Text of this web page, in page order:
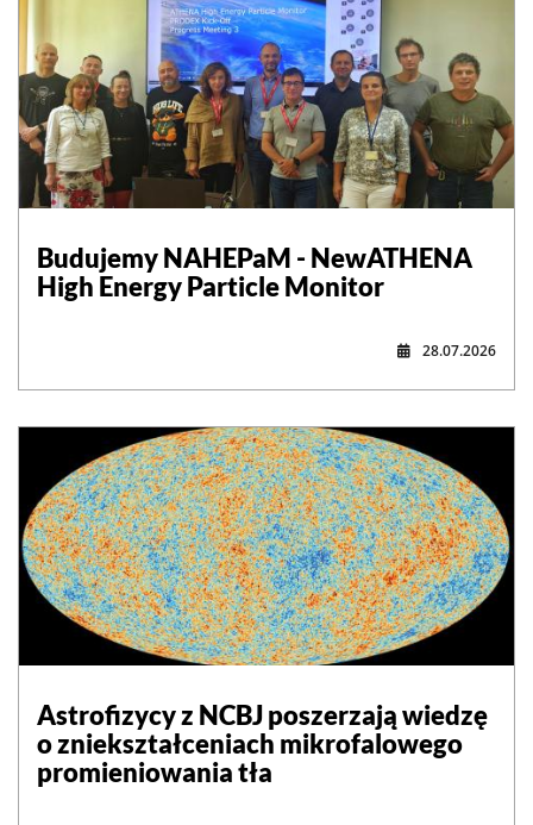
Budujemy NAHEPaM - NewATHENA
High Energy Particle Monitor
28.07.2026
Astrofizycy z NCBJ poszerzają wiedzę
o zniekształceniach mikrofalowego
promieniowania tła